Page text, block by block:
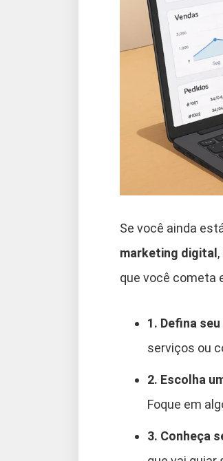
Se você ainda
marketing digital
que você cometa
1. Defina
serviços ou
2. Escolha
Foque em
3. Conheça